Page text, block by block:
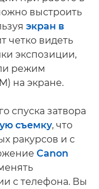
выстроить
экран в
четко видеть
экспозиции,
режим
на экране.
спуска затвора
съемку, что
ракурсов и с
Canon
с телефона. Вы